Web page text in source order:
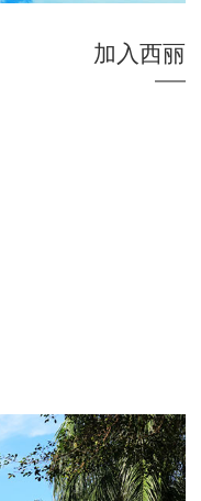
加入西丽